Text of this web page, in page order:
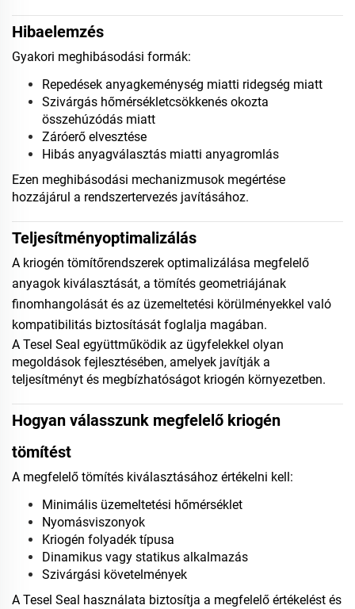
Hibaelemzés
Gyakori meghibásodási formák:
Repedések anyagkeménység miatti ridegség miatt
Szivárgás hőmérsékletcsökkenés okozta
összehúzódás miatt
Záróerő elvesztése
Hibás anyagválasztás miatti anyagromlás
Ezen meghibásodási mechanizmusok megértése
hozzájárul a rendszertervezés javításához.
Teljesítményoptimalizálás
A kriogén tömítőrendszerek optimalizálása megfelelő
anyagok kiválasztását, a tömítés geometriájának
finomhangolását és az üzemeltetési körülményekkel való
kompatibilitás biztosítását foglalja magában.
A Tesel Seal együttműködik az ügyfelekkel olyan
megoldások fejlesztésében, amelyek javítják a
teljesítményt és megbízhatóságot kriogén környezetben.
Hogyan válasszunk megfelelő kriogén
tömítést
A megfelelő tömítés kiválasztásához értékelni kell:
Minimális üzemeltetési hőmérséklet
Nyomásviszonyok
Kriogén folyadék típusa
Dinamikus vagy statikus alkalmazás
Szivárgási követelmények
A Tesel Seal használata biztosítja a megfelelő értékelést és